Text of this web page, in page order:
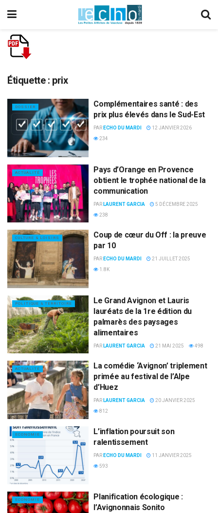
Étiquette : prix
DOSSIER
Complémentaires santé : des
prix plus élevés dans le Sud-Est
PAR ECHO DU MARDI
12 JANVIER 2026
234
ACTUALITÉ
Pays d’Orange en Provence
obtient le trophée national de la
communication
PAR LAURENT GARCIA
5 DÉCEMBRE 2025
238
CULTURE & LOISIRS
Coup de cœur du Off : la preuve
par 10
PAR ECHO DU MARDI
21 JUILLET 2025
1.8K
POLITIQUE & TERRITOIRE
Le Grand Avignon et Lauris
lauréats de la 1re édition du
palmarès des paysages
alimentaires
PAR LAURENT GARCIA 21 MAI 2025 498
ACTUALITÉ
La comédie ‘Avignon’ triplement
primée au festival de l’Alpe
d’Huez
PAR LAURENT GARCIA
20 JANVIER 2025
812
ECONOMIE
L’inflation poursuit son
ralentissement
PAR ECHO DU MARDI
11 JANVIER 2025
593
ECONOMIE
Planification écologique :
l’Avignonnais Sonito